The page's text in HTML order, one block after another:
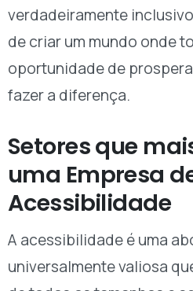
verdadeiramente
de criar um mundo onde
oportunidade de
fazer a diferença.
Setores que
uma Empresa
Acessibilidade
A acessibilidade é uma
universalmente valiosa